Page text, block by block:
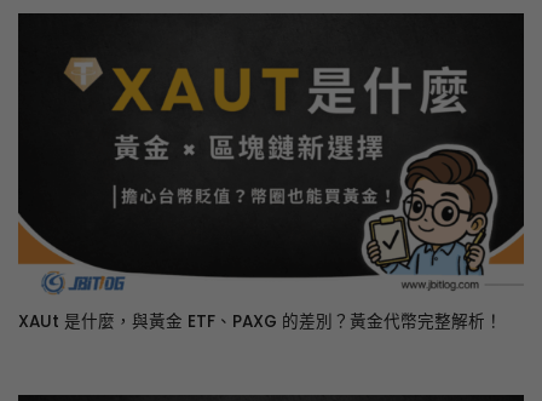
XAUt 是什麼，與黃金 ETF、PAXG 的差別？黃金代幣完整解析！